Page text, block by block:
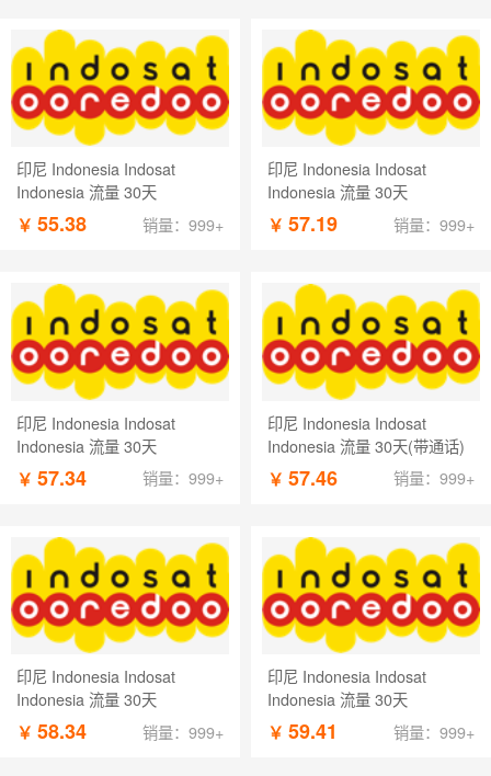
印尼 Indonesia Indosat
Indonesia 流量 30天
￥ 55.38 销量：999+
印尼 Indonesia Indosat
Indonesia 流量 30天
￥ 57.19 销量：999+
印尼 Indonesia Indosat
Indonesia 流量 30天
￥ 57.34 销量：999+
印尼 Indonesia Indosat
Indonesia 流量 30天(带通话)
￥ 57.46 销量：999+
印尼 Indonesia Indosat
Indonesia 流量 30天
￥ 58.34 销量：999+
印尼 Indonesia Indosat
Indonesia 流量 30天
￥ 59.41 销量：999+